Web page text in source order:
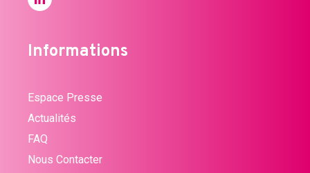
Informations
Espace Presse
Actualités
FAQ
Nous Contacter